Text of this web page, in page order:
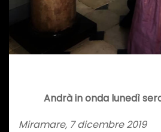
Andrà in onda lunedì
Miramare, 7 dicembre 2019